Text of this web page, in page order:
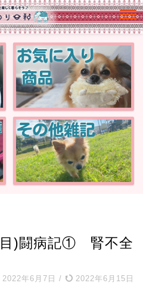
目)闘病記① 腎不全
2022年6月7日 / 2022年6月15日